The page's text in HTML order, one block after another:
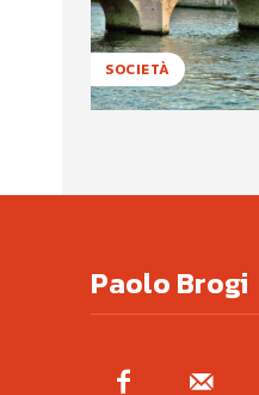
SOCIETÀ
Paolo Brogi